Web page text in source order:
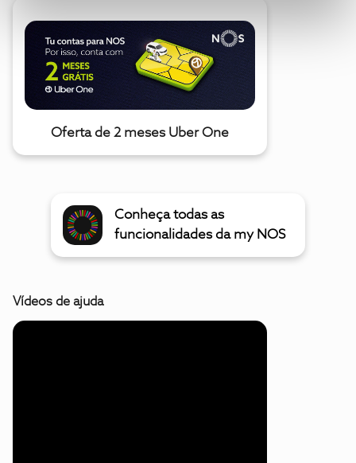
Oferta de 2 meses Uber One
Conheça todas as
funcionalidades da my NOS
Vídeos de ajuda